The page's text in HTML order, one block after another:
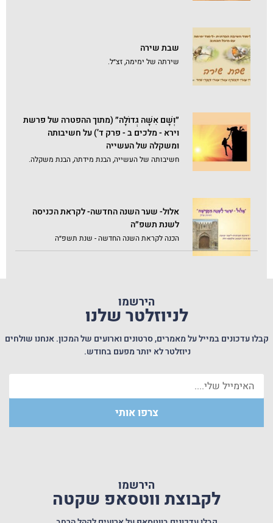
שבת שירה
שירתה של ימימה, זצ״ל.
״וְשָׁם אִשָּׁה גְדוֹלָה״ (מתוך ההפטרה של פרשת
וירא - מלכים ב - פרק ד’) על חשיבותה
ומשקלה של העשייה
חשיבותה של העשייה, הבנת מידתה, הבנת משקלה.
אלול- שער השנה החדשה- לקראת הכניסה
לשנת תשפ״ה
הכנה לקראת השנה החדשה - שנת תשפ״ה
הירשמו
לניוזלטר שלנו
קבלו עדכונים במייל על מאמרים, סרטונים וארועים של המכון. אנחנו שולחים
ניוזלטר לא יותר מפעם בחודש.
צרפו אותי
הירשמו
לקבוצת ווטסאפ שקטה